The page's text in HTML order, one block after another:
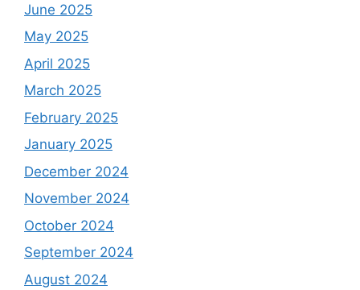
June 2025
May 2025
April 2025
March 2025
February 2025
January 2025
December 2024
November 2024
October 2024
September 2024
August 2024